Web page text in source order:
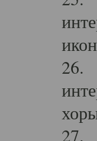
26.
27.